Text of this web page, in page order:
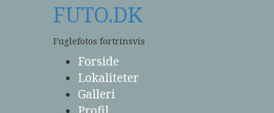
FUTO.DK
Fuglefotos fortrinsvis
Forside
Lokaliteter
Galleri